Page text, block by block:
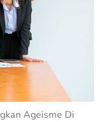
Ageisme Di